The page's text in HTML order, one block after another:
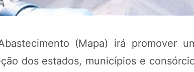
(Mapa) irá promover
dos estados, municípios e